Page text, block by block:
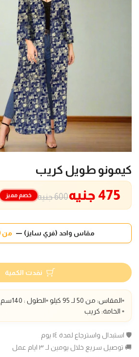
كيمونو طويل كريب
600 جنيه 475 جنيه خصم مميز
مقاس واحد (فري سايز) — من 50 لـ 95 كيلو
نفدت الكمية
▫️المقاس: من 50 لـ 95 كيلو ▫️الطول : 140سم
▫️ الخامة: كريب
🛡️ استبدال واسترجاع لمدة ١٤ يوم
🚚 توصيل سريع خلال يومين لـ ٣ ايام عمل